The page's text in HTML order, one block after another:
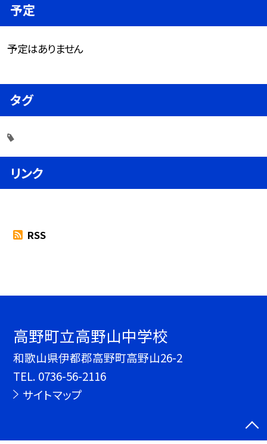
予定
予定はありません
タグ
リンク
RSS
高野町立高野山中学校
和歌山県伊都郡高野町高野山26-2
TEL. 0736-56-2116
サイトマップ